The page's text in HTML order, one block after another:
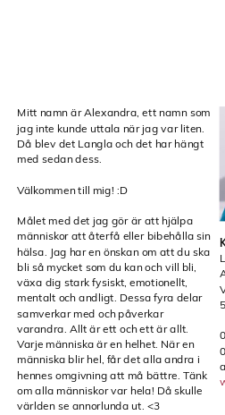
Mitt namn är Alexandra, ett namn som
jag inte kunde uttala när jag var liten.
Då blev det Langla och det har hängt
med sedan dess.
Välkommen till mig! :D
Målet med det jag gör är att hjälpa
människor att återfå eller bibehålla sin
hälsa. Jag har en önskan om att du ska
bli så mycket som du kan och vill bli,
växa dig stark fysiskt, emotionellt,
mentalt och andligt. Dessa fyra delar
samverkar med och påverkar
varandra. Allt är ett och ett är allt.
Varje människa är en helhet. När en
människa blir hel, får det alla andra i
hennes omgivning att må bättre. Tänk
om alla människor var hela! Då skulle
världen se annorlunda ut. <3